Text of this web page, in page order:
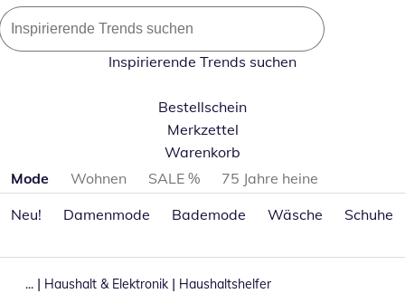
Inspirierende Trends suchen
Bestellschein
Merkzettel
Warenkorb
Produktkategorien überspringen
Mode Wohnen SALE %
75 Jahre heine
Neu!
Damenmode Bademode Wäsche Schuhe
... | Haushalt & Elektronik | Haushaltshelfer